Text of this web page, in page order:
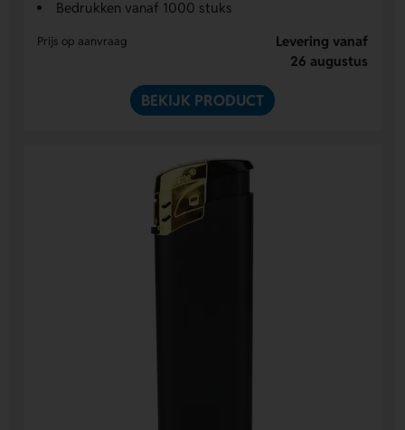
Bedrukken vanaf 1000 stuks
Prijs op aanvraag
Levering vanaf
26 augustus
BEKIJK PRODUCT